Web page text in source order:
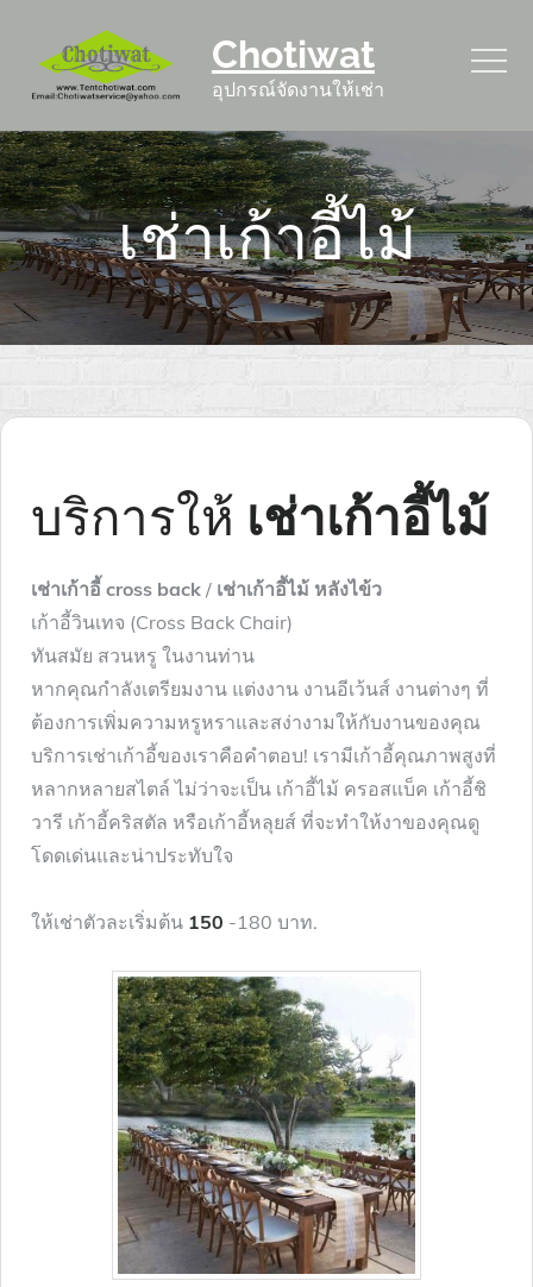
content
Chotiwat
อุปกรณ์จัดงานให้เช่า
เช่าเก้าอี้ไม้
บริการให้ เช่าเก้าอี้ไม้
เช่าเก้าอี้ cross back / เช่าเก้าอี้ไม้ หลังไข้ว
เก้าอี้วินเทจ (Cross Back Chair)
ทันสมัย สวนหรู ในงานท่าน
หากคุณกำลังเตรียมงาน แต่งงาน งานอีเว้นส์ งานต่างๆ ที่
ต้องการเพิ่มความหรูหราและสง่างามให้กับงานของคุณ
บริการเช่าเก้าอี้ของเราคือคำตอบ! เรามีเก้าอี้คุณภาพสูงที่
หลากหลายสไตล์ ไม่ว่าจะเป็น เก้าอี้ไม้ ครอสแบ็ค เก้าอี้ชิ
วารี เก้าอี้คริสตัล หรือเก้าอี้หลุยส์ ที่จะทำให้งาของคุณดู
โดดเด่นและน่าประทับใจ
ให้เช่าตัวละเริ่มต้น 150 -180 บาท.